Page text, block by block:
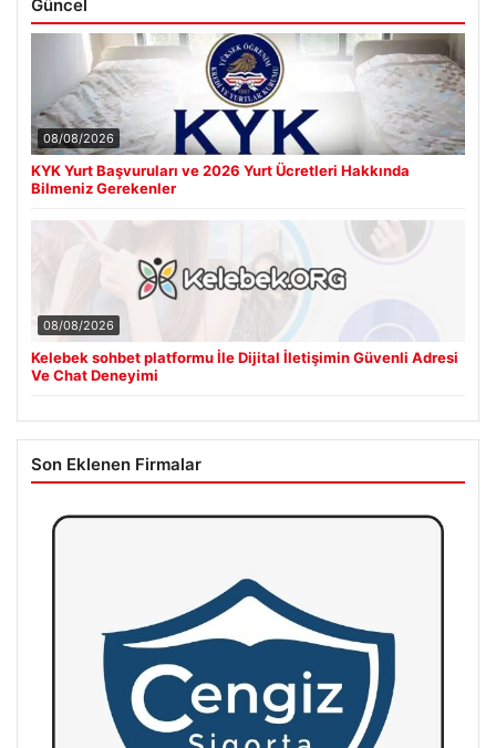
Güncel
08/08/2026
KYK Yurt Başvuruları ve 2026 Yurt Ücretleri Hakkında
Bilmeniz Gerekenler
08/08/2026
Kelebek sohbet platformu İle Dijital İletişimin Güvenli Adresi
Ve Chat Deneyimi
Son Eklenen Firmalar